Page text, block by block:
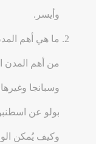
وأيسر.
ما هي أهم
من أهم المدن
وسبانجا
بولو عن
وكيف يُمكن